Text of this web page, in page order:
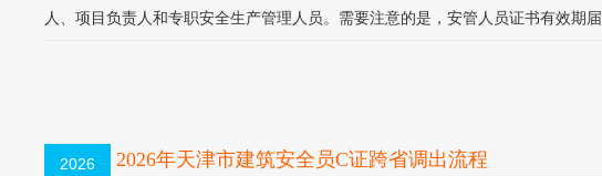
人、项目负责人和专职安全生产管理人员。需要注意的是，安管人员证书有效期
2026
2026年天津市建筑安全员C证跨省调出流程